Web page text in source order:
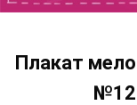
Плакат
№12